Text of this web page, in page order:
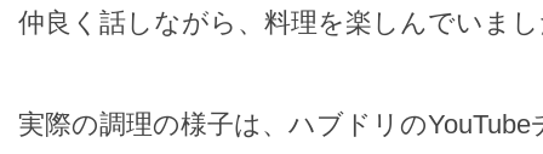
仲良く話しながら、料理を楽しんでいま
実際の調理の様子は、ハブドリの